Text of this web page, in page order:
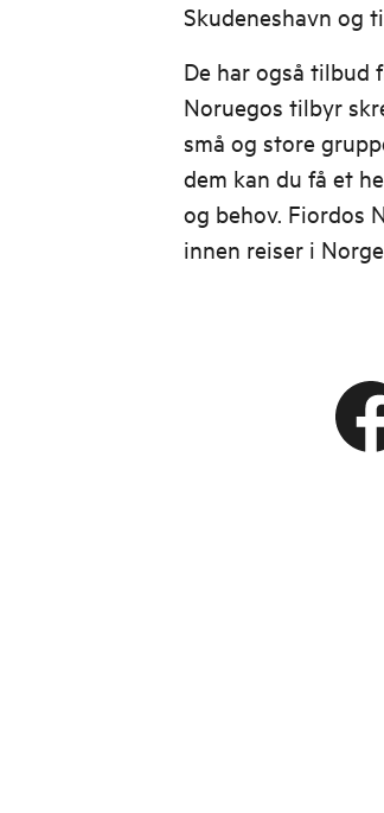
Skudeneshavn og
De har også tilbud
Noruegos tilbyr
små og store
dem kan du få et
og behov. Fiordos
innen reiser i